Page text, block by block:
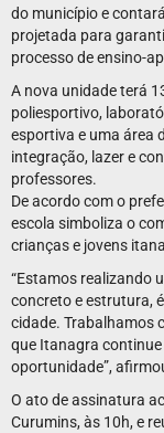
do município e
projetada para
processo de ensino-
A nova unidade terá
poliesportivo,
esportiva e uma área
integração, lazer e
professores.
De acordo com o
escola simboliza o
crianças e jovens
“Estamos realizando
concreto e estrutura,
cidade. Trabalhamos
que Itanagra
oportunidade”,
O ato de assinatura
Curumins, às 10h, e